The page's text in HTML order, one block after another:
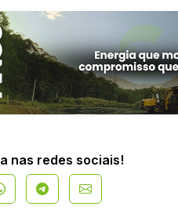
nas redes sociais!